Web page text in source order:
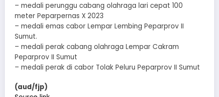
– medali perunggu cabang olahraga lari cepat 100
meter Peparpernas X 2023
– medali emas cabor Lempar Lembing Peparprov II
Sumut.
– medali perak cabang olahraga Lempar Cakram
Peparprov II Sumut
– medali perak di cabor Tolak Peluru Peparprov II Sumut
(aud/fjp)